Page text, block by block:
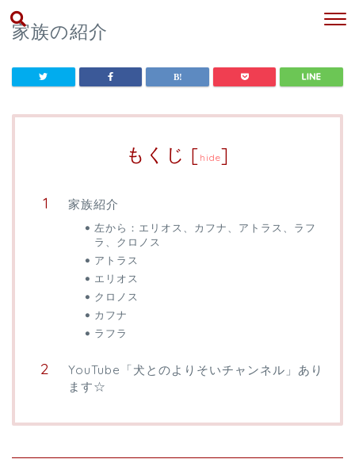
家族の紹介
もくじ [ hide]
家族紹介
左から：エリオス、カフナ、アトラス、ラフ
ラ、クロノス
アトラス
エリオス
クロノス
カフナ
ラフラ
YouTube「犬とのよりそいチャンネル」あり
ます☆